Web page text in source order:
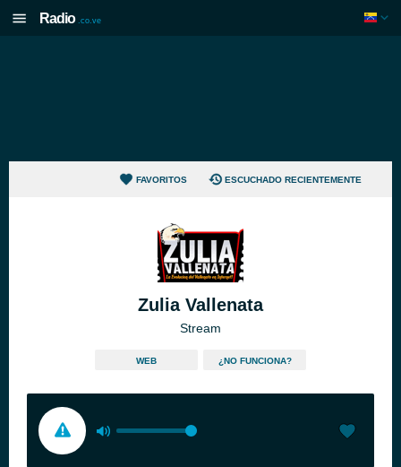
Radio .co.ve
FAVORITOS ESCUCHADO RECIENTEMENTE
Zulia Vallenata
Stream
WEB ¿NO FUNCIONA?